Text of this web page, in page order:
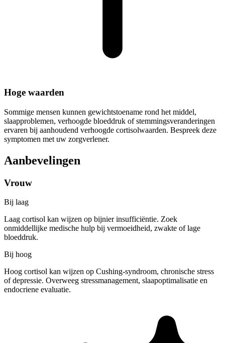
Hoge waarden
Sommige mensen kunnen gewichtstoename rond het middel,
slaapproblemen, verhoogde bloeddruk of stemmingsveranderingen
ervaren bij aanhoudend verhoogde cortisolwaarden. Bespreek deze
symptomen met uw zorgverlener.
Aanbevelingen
Vrouw
Bij laag
Laag cortisol kan wijzen op bijnier insufficiëntie. Zoek
onmiddellijke medische hulp bij vermoeidheid, zwakte of lage
bloeddruk.
Bij hoog
Hoog cortisol kan wijzen op Cushing-syndroom, chronische stress
of depressie. Overweeg stressmanagement, slaapoptimalisatie en
endocriene evaluatie.